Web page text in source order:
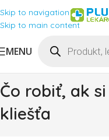
Skip to navigation
Skip to main content
MENU
Čo robiť, ak
kliešťa